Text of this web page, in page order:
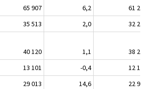
65 907 6,2
61 267
35 513 2,0
32 220
40 120 1,1
38 278
13 101 -0,4
12 194
29 013 14,6
22 937